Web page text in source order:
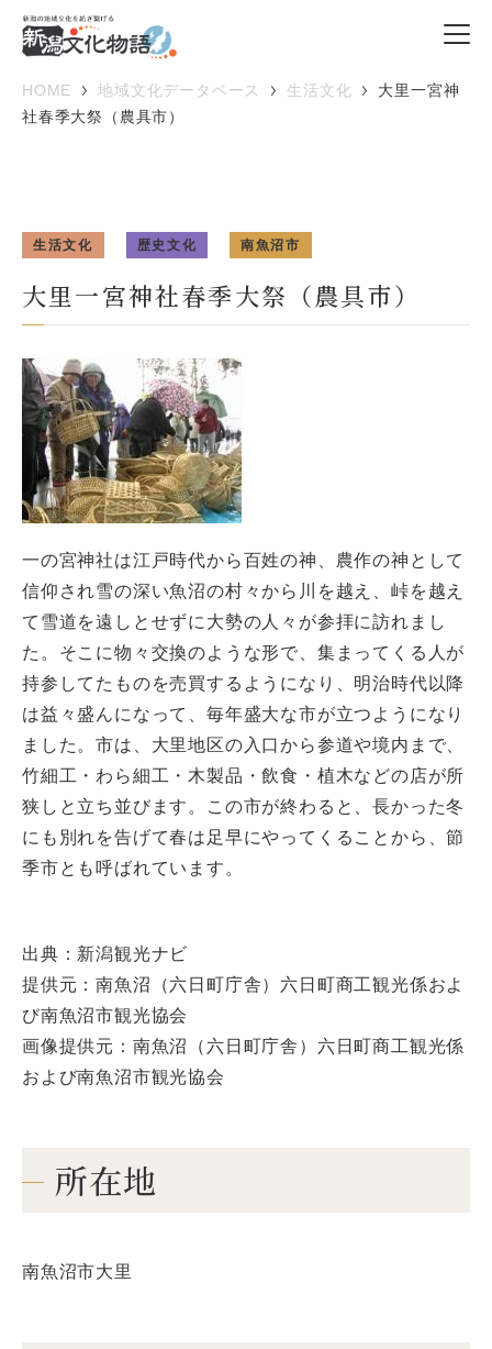
HOME 地域文化データベース 生活文化
大里一宮神
社春季大祭（農具市）
生活文化 歴史文化 南魚沼市
大里一宮神社春季大祭（農具市）
一の宮神社は江戸時代から百姓の神、農作の神として
信仰され雪の深い魚沼の村々から川を越え、峠を越え
て雪道を遠しとせずに大勢の人々が参拝に訪れまし
た。そこに物々交換のような形で、集まってくる人が
持参してたものを売買するようになり、明治時代以降
は益々盛んになって、毎年盛大な市が立つようになり
ました。市は、大里地区の入口から参道や境内まで、
竹細工・わら細工・木製品・飲食・植木などの店が所
狭しと立ち並びます。この市が終わると、長かった冬
にも別れを告げて春は足早にやってくることから、節
季市とも呼ばれています。
出典：新潟観光ナビ
提供元：南魚沼（六日町庁舎）六日町商工観光係およ
び南魚沼市観光協会
画像提供元：南魚沼（六日町庁舎）六日町商工観光係
および南魚沼市観光協会
所在地
南魚沼市大里